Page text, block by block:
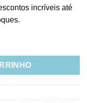
incríveis até
Rodio Jóias